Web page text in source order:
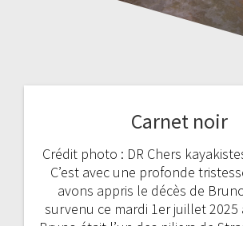
Carnet noir
Crédit photo : DR Chers
C’est avec une profonde
avons appris le décès de
survenu ce mardi 1er juillet 2025